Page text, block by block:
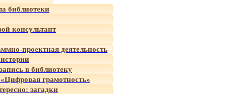
библиотеки
консультант
проектная деятельность
в библиотеку
грамотность»
загадки